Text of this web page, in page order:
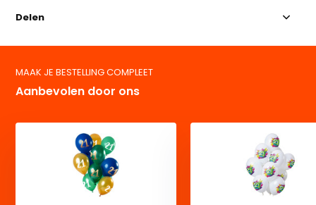
Delen
MAAK JE BESTELLING COMPLEET
Aanbevolen door ons